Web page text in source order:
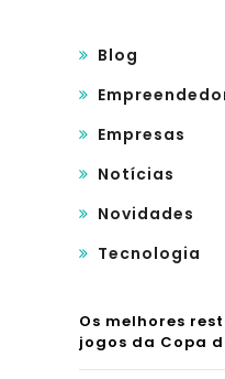
Blog
Empresas
Notícias
Novidades
Tecnologia
Os melhores
jogos da Copa